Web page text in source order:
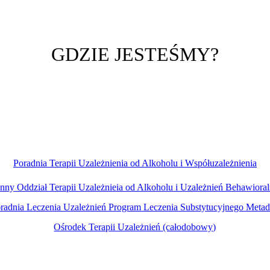
GDZIE JESTEŚMY?
Poradnia Terapii Uzależnienia od Alkoholu i Współuzależnienia
Oddział Terapii Uzależnieia od Alkoholu i Uzależnień
Leczenia Uzależnień Program Leczenia Substytucyjnego
Ośrodek Terapii Uzależnień(całodobowy)